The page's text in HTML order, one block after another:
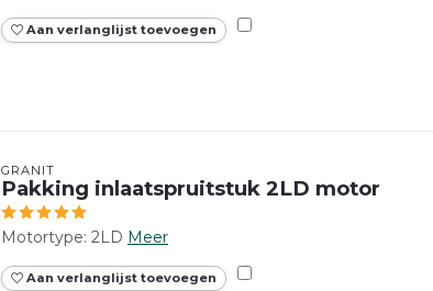
Aan verlanglijst toevoegen
GRANIT
Pakking inlaatspruitstuk 2LD motor
Motortype: 2LD Meer
Aan verlanglijst toevoegen